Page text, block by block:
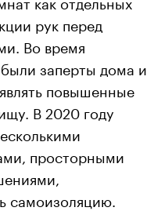
рук перед
Во время
заперты дома и
повышенные
В 2020 году
просторными
самоизоляцию.